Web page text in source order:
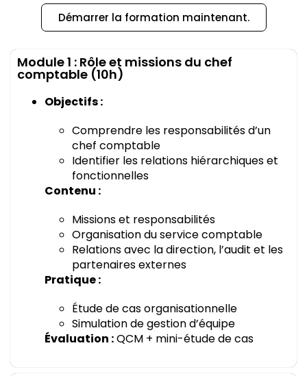
Démarrer la formation maintenant.
Module 1 : Rôle et missions du chef
comptable (10h)
Objectifs :
Comprendre les responsabilités d’un
chef comptable
Identifier les relations hiérarchiques et
fonctionnelles
Contenu :
Missions et responsabilités
Organisation du service comptable
Relations avec la direction, l’audit et les
partenaires externes
Pratique :
Étude de cas organisationnelle
Simulation de gestion d’équipe
Évaluation :QCM + mini-étude de cas